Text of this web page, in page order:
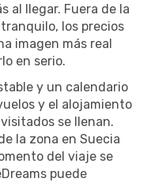
al llegar. Fuera de la
los precios
imagen más real
en serio.
y un calendario
y el alojamiento
se llenan.
la zona en Suecia
del viaje se
puede